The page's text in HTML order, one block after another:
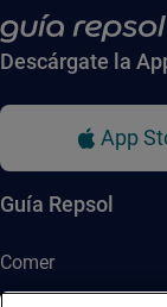
Descárgate la
App
Guía Repsol
Comer